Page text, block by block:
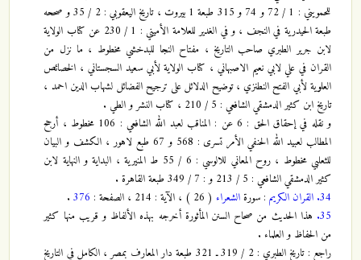
للحمويني : 1 / 72 و 74 و 315 طبعة 1 بيروت ، تاريخ اليعقوبي : 2 / 35 و صححه
طبعة الحيدرية في النجف ، و في الغدير للعلامة الأميني : 1 / 230 عن كتاب الولاية
لابن جرير الطبري صاحب التاريخ ، مفتاح النجا للبدخشي مخطوط ، ما نزل من
القران في علي لابي نعيم الاصبهاني ، كتاب الولاية لأبي سعيد السجستاني ، الخصائص
العلوية لأبي الفتح النطنزي ، توضيح الدلائل على ترجيح الفضائل لشهاب الدين احمد ،
تاريخ ابن كثير الدمشقي الشافعي : 5 / 210 ، كتاب النشر و الطي .
و نقله في إحقاق الحق : 6 عن : المناقب لعبد الله الشافعي : 106 مخطوط ، أرجح
المطالب لعبيد الله الحنفي الأمر تسرى : 568 و 67 طبع لاهور ، الكشف و البيان
للثعلبي مخطوط ، روح المعاني للالوسي : 6 / 55 ط المنيرية ، البداية و النهاية لابن
كثير الدمشقي الشافعي : 5 / 213 و : 7 / 349 طبعة القاهرة .
34. القران الكريم : سورةالشعراء ( 26 ) ، الآية : 214 ، الصفحة : 376
.
35. هذا الحديث من صحاح السنن المأثورة أخرجه بهذه الألفاظ و قريب منها كثير
من الحفاظ و العلماء .
راجع : تاريخ الطبري : 2 / 319 ـ 321 طبعة دار المعارف بمصر ، الكامل في التاريخ